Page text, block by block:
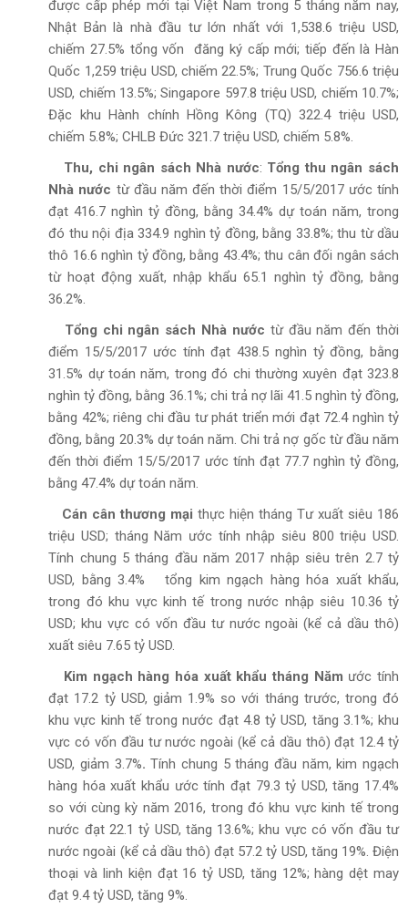
được cấp phép mới tại Việt Nam trong 5 tháng năm nay,
Nhật Bản là nhà đầu tư lớn nhất với 1,538.6 triệu USD,
chiếm 27.5% tổng vốn đăng ký cấp mới; tiếp đến là Hàn
Quốc 1,259 triệu USD, chiếm 22.5%; Trung Quốc 756.6 triệu
USD, chiếm 13.5%; Singapore 597.8 triệu USD, chiếm 10.7%;
Đặc khu Hành chính Hồng Kông (TQ) 322.4 triệu USD,
chiếm 5.8%; CHLB Đức 321.7 triệu USD, chiếm 5.8%.
Thu, chi ngân sách Nhà nước: Tổng thu ngân sách
Nhà nước từ đầu năm đến thời điểm 15/5/2017 ước tính
đạt 416.7 nghìn tỷ đồng, bằng 34.4% dự toán năm, trong
đó thu nội địa 334.9 nghìn tỷ đồng, bằng 33.8%; thu từ dầu
thô 16.6 nghìn tỷ đồng, bằng 43.4%; thu cân đối ngân sách
từ hoạt động xuất, nhập khẩu 65.1 nghìn tỷ đồng, bằng
36.2%.
Tổng chi ngân sách Nhà nước từ đầu năm đến thời
điểm 15/5/2017 ước tính đạt 438.5 nghìn tỷ đồng, bằng
31.5% dự toán năm, trong đó chi thường xuyên đạt 323.8
nghìn tỷ đồng, bằng 36.1%; chi trả nợ lãi 41.5 nghìn tỷ đồng,
bằng 42%; riêng chi đầu tư phát triển mới đạt 72.4 nghìn tỷ
đồng, bằng 20.3% dự toán năm. Chi trả nợ gốc từ đầu năm
đến thời điểm 15/5/2017 ước tính đạt 77.7 nghìn tỷ đồng,
bằng 47.4% dự toán năm.
Cán cân thương mạithực hiện tháng Tư xuất siêu 186
triệu USD; tháng Năm ước tính nhập siêu 800 triệu USD.
Tính chung 5 tháng đầu năm 2017 nhập siêu trên 2.7 tỷ
USD, bằng 3.4% tổng kim ngạch hàng hóa xuất khẩu,
trong đó khu vực kinh tế trong nước nhập siêu 10.36 tỷ
USD; khu vực có vốn đầu tư nước ngoài (kể cả dầu thô)
xuất siêu 7.65 tỷ USD.
Kim ngạch hàng hóa xuất khẩu tháng Năm ước tính
đạt 17.2 tỷ USD, giảm 1.9% so với tháng trước, trong đó
khu vực kinh tế trong nước đạt 4.8 tỷ USD, tăng 3.1%; khu
vực có vốn đầu tư nước ngoài (kể cả dầu thô) đạt 12.4 tỷ
USD, giảm 3.7%.Tính chung 5 tháng đầu năm, kim ngạch
hàng hóa xuất khẩu ước tính đạt 79.3 tỷ USD, tăng 17.4%
so với cùng kỳ năm 2016, trong đó khu vực kinh tế trong
nước đạt 22.1 tỷ USD, tăng 13.6%; khu vực có vốn đầu tư
nước ngoài (kể cả dầu thô) đạt 57.2 tỷ USD, tăng 19%. Điện
thoại và linh kiện đạt 16 tỷ USD, tăng 12%; hàng dệt may
đạt 9.4 tỷ USD, tăng 9%.